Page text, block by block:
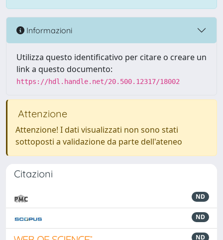
Informazioni
Utilizza questo identificativo per citare o creare un
link a questo documento:
https://hdl.handle.net/20.500.12317/18002
Attenzione
Attenzione! I dati visualizzati non sono stati
sottoposti a validazione da parte dell'ateneo
Citazioni
ND
ND
ND